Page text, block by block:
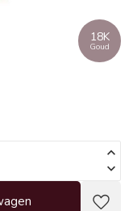
18K
Goud